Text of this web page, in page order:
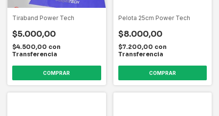
Tiraband Power Tech
$5.000,00
$4.500,00 con
Transferencia
COMPRAR
Pelota 25cm Power Tech
$8.000,00
$7.200,00 con
Transferencia
COMPRAR